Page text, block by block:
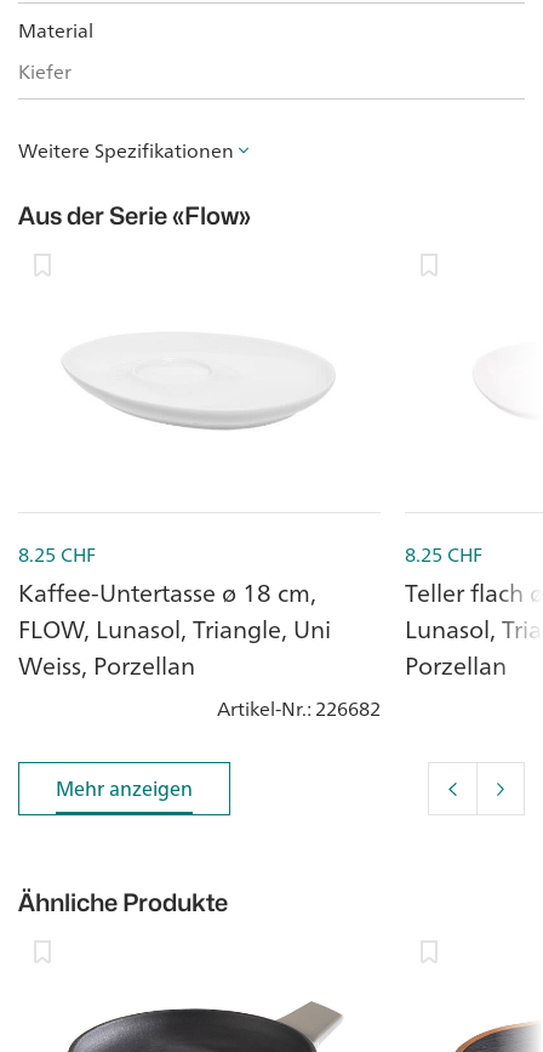
Material
Kiefer
Weitere Spezifikationen
Aus der Serie«Flow»
8.25 CHF
Kaffee-Untertasse ø 18 cm,
FLOW, Lunasol, Triangle, Uni
Weiss, Porzellan
Artikel-Nr.: 226682
8.25 CHF
Teller flach
Lunasol,
Porzellan
Mehr anzeigen
Mehr anzeigen
Ähnliche Produkte